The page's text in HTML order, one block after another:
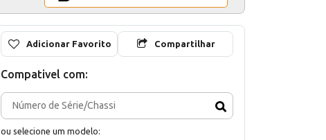
Adicionar Favorito Compartilhar
Compativel com:
ou selecione um modelo: